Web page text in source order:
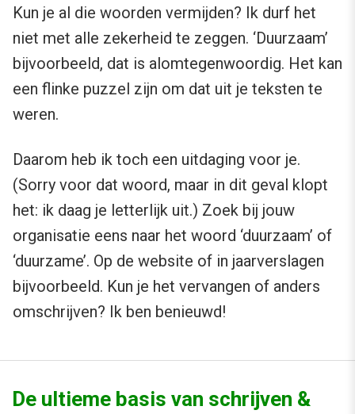
Kun je al die woorden vermijden? Ik durf het
niet met alle zekerheid te zeggen. ‘Duurzaam’
bijvoorbeeld, dat is alomtegenwoordig. Het kan
een flinke puzzel zijn om dat uit je teksten te
weren.
Daarom heb ik toch een uitdaging voor je.
(Sorry voor dat woord, maar in dit geval klopt
het: ik daag je letterlijk uit.) Zoek bij jouw
organisatie eens naar het woord ‘duurzaam’ of
‘duurzame’. Op de website of in jaarverslagen
bijvoorbeeld. Kun je het vervangen of anders
omschrijven? Ik ben benieuwd!
De ultieme basis van schrijven &